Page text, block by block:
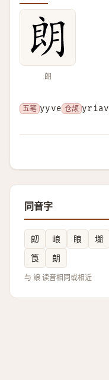
朗
五笔 yyve 仓颉 yriav
同音字
㓪 㟍 䀶 㙟
筤
朗
与 誏 读音相同或相近